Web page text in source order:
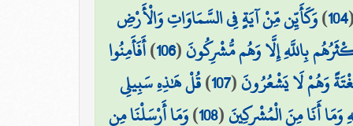
104
)وَكَأَيِّن مِّنْ آيَةٍ فِي السَّمَاوَاتِ وَالْأَرْضِ
بِاللَّهِ إِلَّا وَهُم مُّشْرِكُونَ(
106
)أَفَأَمِنُوا
وَهُمْ لَا يَشْعُرُونَ(
107
)قُلْ هَٰذِهِ سَبِيلِي
وَمَا أَنَا مِنَ الْمُشْرِكِينَ(
108
)وَمَا أَرْسَلْنَا مِن